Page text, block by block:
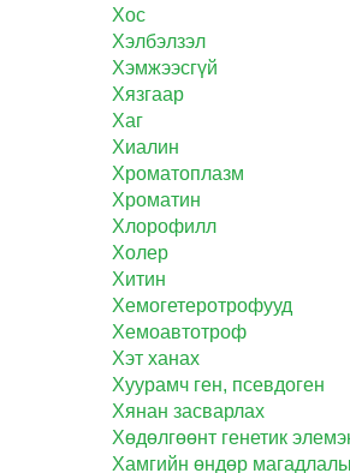
Хос
Хэлбэлзэл
Хэмжээсгүй
Хязгаар
Хаг
Хиалин
Хроматоплазм
Хроматин
Хлорофилл
Холер
Хитин
Хемогетеротрофууд
Хемоавтотроф
Хэт ханах
Хуурамч ген, псевдоген
Хянан засварлах
Хөдөлгөөнт генетик
Хамгийн өндөр